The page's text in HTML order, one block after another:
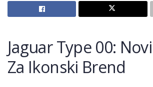
Jaguar Type 00:
Za Ikonski Brend